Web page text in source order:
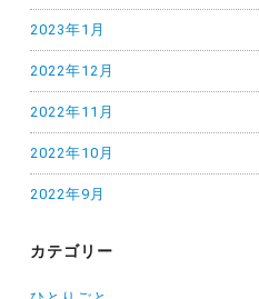
2023年1月
2022年12月
2022年11月
2022年10月
2022年9月
カテゴリー